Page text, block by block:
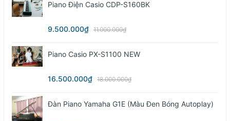
Piano Điện Casio CDP-S160BK
9.500.000₫ 11.000.000₫
Piano Casio PX-S1100 NEW
16.500.000₫ 18.000.000₫
Đàn Piano Yamaha G1E (màu Đen Bóng Autoplay)